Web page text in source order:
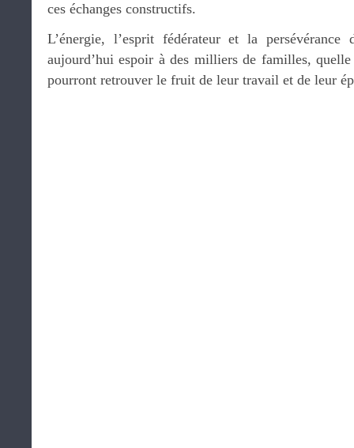
ces échanges constructifs.
L’énergie, l’esprit fédérateur et la persévérance
aujourd’hui espoir à des milliers de familles,
pourront retrouver le fruit de leur travail et de leur